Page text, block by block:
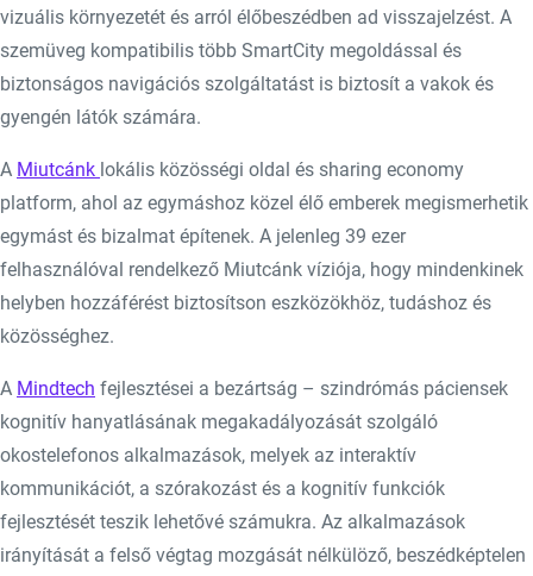
vizuális környezetét és arról élőbeszédben ad visszajelzést. A
szemüveg kompatibilis több SmartCity megoldással és
biztonságos navigációs szolgáltatást is biztosít a vakok és
gyengén látók számára.
A Miutcánk lokális közösségi oldal és sharing economy
platform, ahol az egymáshoz közel élő emberek megismerhetik
egymást és bizalmat építenek. A jelenleg 39 ezer
felhasználóval rendelkező Miutcánk víziója, hogy mindenkinek
helyben hozzáférést biztosítson eszközökhöz, tudáshoz és
közösséghez.
A Mindtech fejlesztései a bezártság – szindrómás páciensek
kognitív hanyatlásának megakadályozását szolgáló
okostelefonos alkalmazások, melyek az interaktív
kommunikációt, a szórakozást és a kognitív funkciók
fejlesztését teszik lehetővé számukra. Az alkalmazások
irányítását a felső végtag mozgását nélkülöző, beszédképtelen